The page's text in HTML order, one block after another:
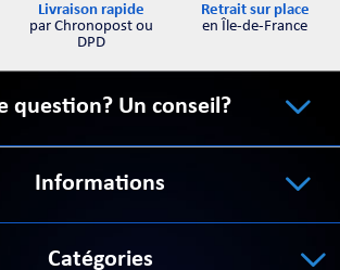
Livraison rapide
par Chronopost ou
DPD
Retrait sur place
en Île-de-France
question? Un conseil?
Informations
Catégories